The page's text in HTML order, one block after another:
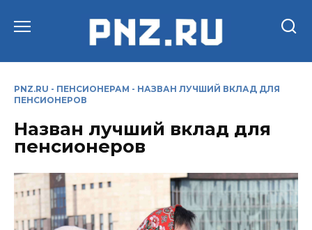
PNZ.RU - ПЕНСИОНЕРАМ - НАЗВАН ЛУЧШИЙ ВКЛАД ДЛЯ
ПЕНСИОНЕРОВ
Назван лучший вклад для
пенсионеров